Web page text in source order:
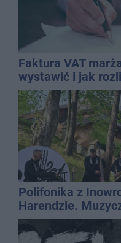
Faktura VAT
wystawić i jak
Polifonika z
Harendzie.
Kasprowicza